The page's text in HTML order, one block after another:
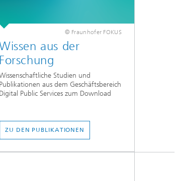
© Fraunhofer FOKUS
aus der
Forschung
Studien und
Publikationen aus dem Geschäftsbereich
Digital Public Services zum Download
ZU DEN PUBLIKATIONEN